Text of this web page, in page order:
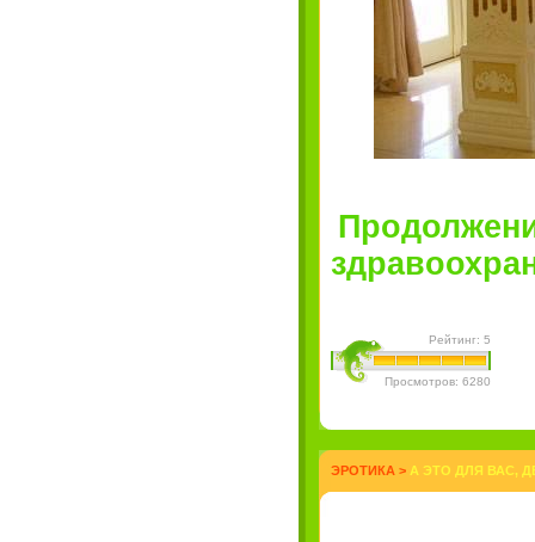
Рейтинг: 5
Просмотров: 6280
ЭРОТИКА > А ЭТО ДЛЯ ВАС,